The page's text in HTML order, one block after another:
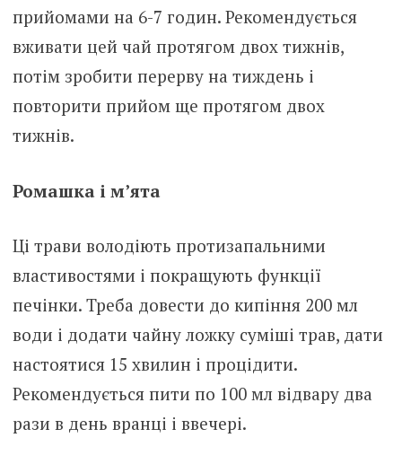
прийомами на 6-7 годин. Рекомендується
вживати цей чай протягом двох тижнів,
потім зробити перерву на тиждень і
повторити прийом ще протягом двох
тижнів.
Ромашка і м’ята
Ці трави володіють протизапальними
властивостями і покращують функції
печінки. Треба довести до кипіння 200 мл
води і додати чайну ложку суміші трав, дати
настоятися 15 хвилин і процідити.
Рекомендується пити по 100 мл відвару два
рази в день вранці і ввечері.